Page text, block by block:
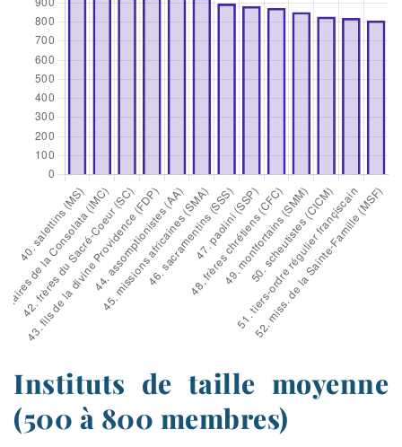
Instituts de taille moyenne
(500 à 800 membres)